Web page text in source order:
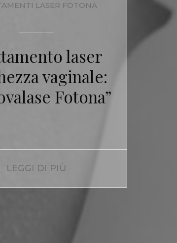
LASER FOTONA
laser
vaginale:
Fotona”
LEGGI DI PIÙ